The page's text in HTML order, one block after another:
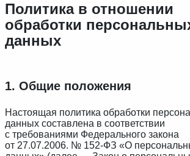
Политика в отношении
обработки
данных
1. Общие положения
Настоящая политика обработки
данных составлена в соответствии
с требованиями Федерального закона
от 27.07.2006. № 152-ФЗ «О